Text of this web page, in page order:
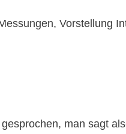
Vorstellung
man sagt